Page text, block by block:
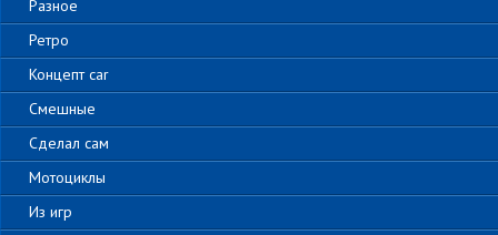
Разное
Ретро
Концепт car
Смешные
Сделал сам
Мотоциклы
Из игр